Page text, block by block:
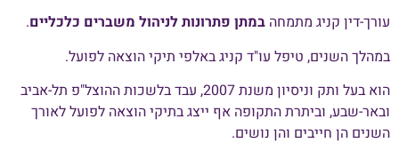
עורך-דין קניג מתמחה במתן פתרונות לניהול משברים כלכליים.
במהלך השנים, טיפל עו"ד קניג באלפי תיקי הוצאה לפועל.
הוא בעל ותק וניסיון משנת 2007, עבד בלשכות ההוצל"פ תל-אביב
ובאר-שבע, וביתרת התקופה אף ייצג בתיקי הוצאה לפועל לאורך
השנים הן חייבים והן נושים.